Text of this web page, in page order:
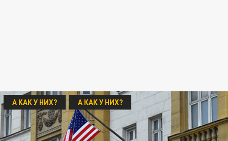
А КАК У НИХ? А КАК У НИХ?